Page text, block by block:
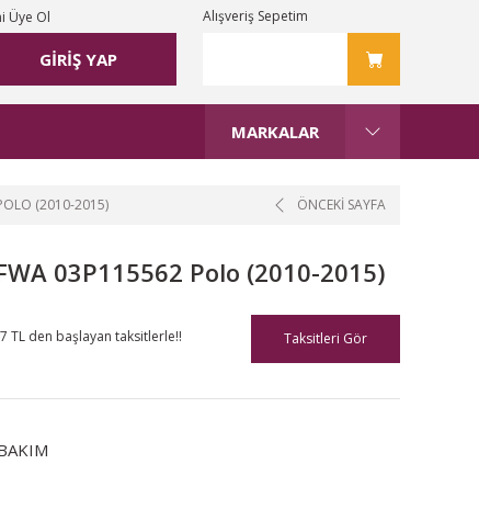
GİRİŞ YAP
Üye Ol Alışveriş Sepetim
MARKALAR
(2010-2015) ÖNCEKİ SAYFA
03P115562 Polo (2010-2015)
TL den başlayan taksitlerle!! Taksitleri Gör